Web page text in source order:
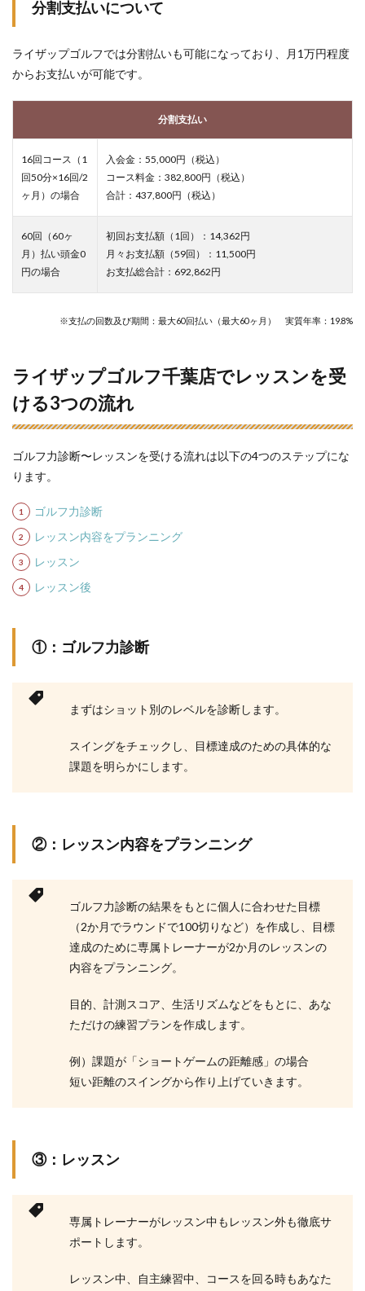
分割支払いについて
ライザップゴルフでは分割払いも可能になっており、月1万円程度
からお支払いが可能です。
分割支払い
16回コース（1
回50分×16回/2
ヶ月）の場合
入会金：55,000円（税込）
コース料金：382,800円（税込）
合計：437,800円（税込）
60回（60ヶ
月）払い頭金0
円の場合
初回お支払額（1回）：14,362円
月々お支払額（59回）：11,500円
お支払総合計：692,862円
※支払の回数及び期間：最大60回払い（最大60ヶ月） 実質年率：19.8%
ライザップゴルフ千葉店でレッスンを受
ける3つの流れ
ゴルフ力診断〜レッスンを受ける流れは以下の4つのステップにな
ります。
ゴルフ力診断
レッスン内容をプランニング
レッスン
レッスン後
①：ゴルフ力診断
まずはショット別のレベルを診断します。
スイングをチェックし、目標達成のための具体的な
課題を明らかにします。
②：レッスン内容をプランニング
ゴルフ力診断の結果をもとに個人に合わせた目標
（2か月でラウンドで100切りなど）を作成し、目標
達成のために専属トレーナーが2か月のレッスンの
内容をプランニング。
目的、計測スコア、生活リズムなどをもとに、あな
ただけの練習プランを作成します。
例）課題が「ショートゲームの距離感」の場合
短い距離のスイングから作り上げていきます。
③：レッスン
専属トレーナーがレッスン中もレッスン外も徹底サ
ポートします。
レッスン中、自主練習中、コースを回る時もあなた